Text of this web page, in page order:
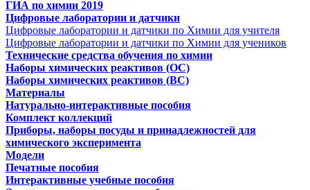
ГИА по химии 2019
Цифровые лаборатории и датчики
Цифровые лаборатории и датчики по Химии для учителя
Цифровые лаборатории и датчики по Химии для учеников
Технические средства обучения по химии
Наборы химических реактивов (ОС)
Наборы химических реактивов (ВС)
Материалы
Натурально-интерактивные пособия
Комплект коллекций
Приборы, наборы посуды и принадлежностей для
химического эксперимента
Модели
Печатные пособия
Интерактивные учебные пособия